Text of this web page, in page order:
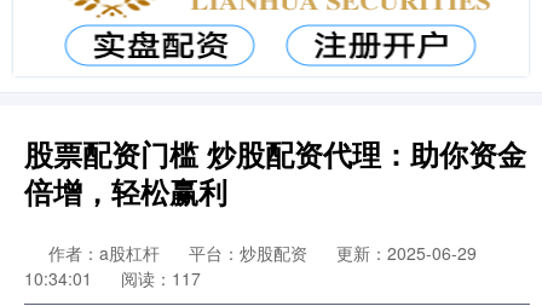
股票配资门槛 炒股配资代理：助你资金
倍增，轻松赢利
作者：a股杠杆 平台：炒股配资
更新：2025-06-29
10:34:01
阅读：117